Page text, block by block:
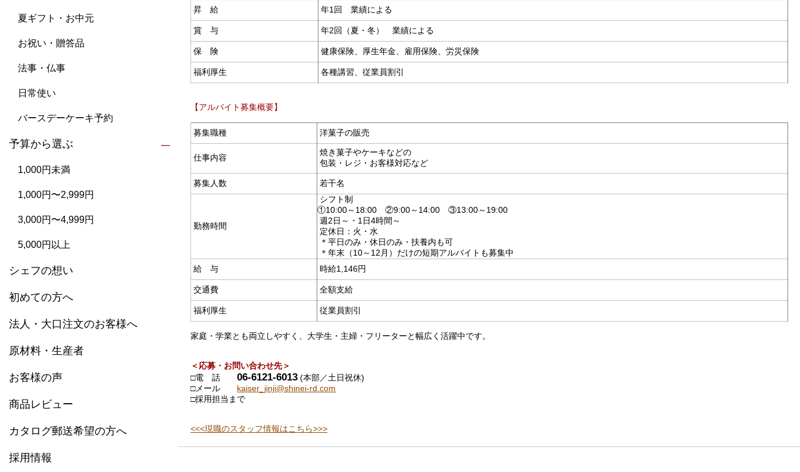
夏ギフト・お中元
お祝い・贈答品
法事・仏事
日常使い
バースデーケーキ予約
予算から選ぶ
1,000円未満
1,000円〜2,999円
3,000円〜4,999円
5,000円以上
シェフの想い
初めての方へ
法人・大口注文のお客様へ
原材料・生産者
お客様の声
商品レビュー
カタログ郵送希望の方へ
採用情報
昇 給 年1回 業績による
賞 与 年2回（夏・冬） 業績による
保 険 健康保険、厚生年金、雇用保険、労災保険
福利厚生 各種講習、従業員割引
【アルバイト募集概要】
募集職種 洋菓子の販売
仕事内容
焼き菓子やケーキなどの
包装・レジ・お客様対応など
募集人数 若干名
勤務時間
シフト制
①10:00～18:00 ②9:00～14:00 ③13:00～19:00
週2日～・1日4時間～
定休日：火・水
＊平日のみ・休日のみ・扶養内も可
＊年末（10～12月）だけの短期アルバイトも募集中
給 与
時給1,146円
交通費 全額支給
福利厚生 従業員割引
家庭・学業とも両立しやすく、大学生・主婦・フリーターと幅広く活躍中です。
＜応募・お問い合わせ先＞
□電 話 06-6121-6013 (本部／土日祝休)
□メール kaiser_jinji@shinei-rd.com
□採用担当まで
<<<現職のスタッフ情報はこちら>>>